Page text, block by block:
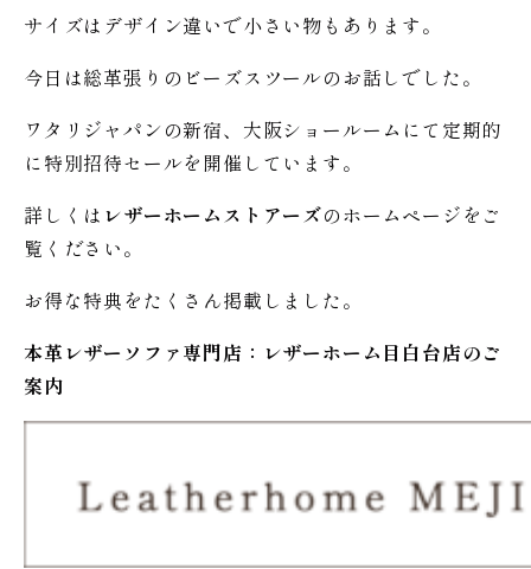
サイズはデザイン違いで小さい物もあります。
今日は総革張りのビーズスツールのお話しでした。
ワタリジャパンの新宿、大阪ショールームにて定期的
に特別招待セールを開催しています。
詳しくは レザーホームストアーズのホームページをご
覧ください。
お得な特典をたくさん掲載しました。
本革レザーソファ専門店：レザーホーム 目白台店のご
案内